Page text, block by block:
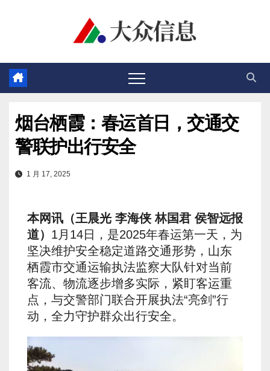
容
烟台栖霞：春运首日，交通交
警联护出行安全
1 月 17, 2025
本网讯（王晨光 李海侠 林国君 侯智远报
道） 1月14日，是2025年春运第一天，为
坚决维护安全稳定道路交通形势，山东
栖霞市交通运输执法监察大队针对当前
客流、物流逐步增多实际，紧盯客运重
点，与交警部门联合开展执法“亮剑”行
动，全力守护群众出行安全。